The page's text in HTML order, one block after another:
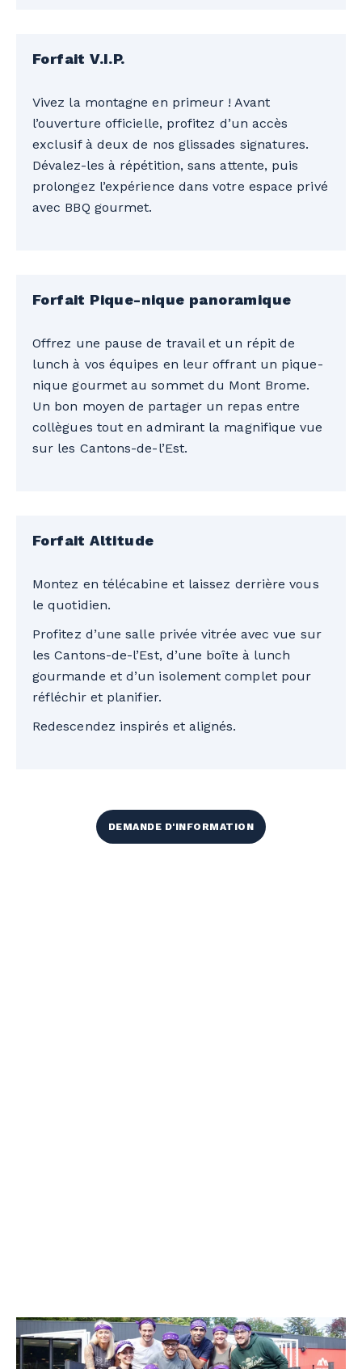
Forfait V.I.P.
Vivez la montagne en primeur ! Avant
l’ouverture officielle, profitez d’un accès
exclusif à deux de nos glissades signatures.
Dévalez-les à répétition, sans attente, puis
prolongez l’expérience dans votre espace privé
avec BBQ gourmet.
Forfait Pique-nique panoramique
Offrez une pause de travail et un répit de
lunch à vos équipes en leur offrant un pique-
nique gourmet au sommet du Mont Brome.
Un bon moyen de partager un repas entre
collègues tout en admirant la magnifique vue
sur les Cantons-de-l’Est.
Forfait Altitude
Montez en télécabine et laissez derrière vous
le quotidien.
Profitez d’une salle privée vitrée avec vue sur
les Cantons-de-l’Est, d’une boîte à lunch
gourmande et d’un isolement complet pour
réfléchir et planifier.
Redescendez inspirés et alignés.
DEMANDE D'INFORMATION